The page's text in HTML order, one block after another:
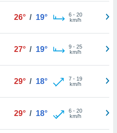
26° / 19° 6- 20
km/h
27° / 19° 9- 25
km/h
29° / 18° 7- 19
km/h
29° / 18° 6- 20
km/h